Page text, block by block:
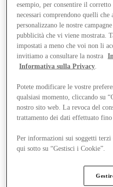
Vieni a trovarci
esempio, per consentire il
necessari comprendono quelli che
personalizzano le nostre
pubblicità che vi viene mostrata.
impostati a meno che voi non li
invitiamo a consultare la nostra
Informativa sulla Privacy
Potete modificare le vostre
qualsiasi momento, cliccando su
nostro sito web. La revoca del
trattamento dei dati effettuato fino
Per informazioni sui soggetti
qui sotto su “Gestisci i Cookie”.